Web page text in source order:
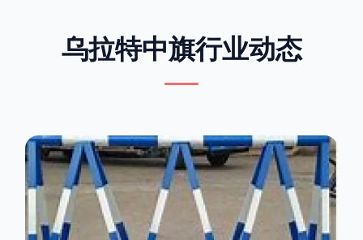
乌拉特中旗行业动态